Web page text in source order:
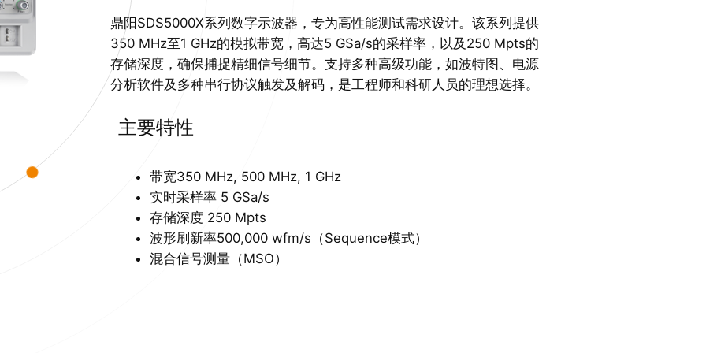
鼎阳SDS5000X系列数字示波器，专为高性能测试需求设计。该系列提供
350 MHz至1 GHz的模拟带宽，高达5 GSa/s的采样率，以及250 Mpts的
存储深度，确保捕捉精细信号细节。支持多种高级功能，如波特图、电源
分析软件及多种串行协议触发及解码，是工程师和科研人员的理想选择。
主要特性
带宽350 MHz, 500 MHz, 1 GHz
实时采样率 5 GSa/s
存储深度 250 Mpts
波形刷新率500,000 wfm/s（Sequence模式）
混合信号测量（MSO）